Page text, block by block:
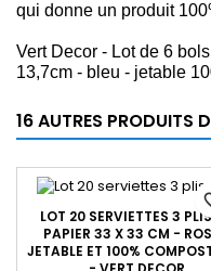
qui donne un produit
Vert Decor - Lot de 6
13,7cm - bleu - jetable
16 AUTRES PRODUITS
LOT 20 SERVIETTES 3
PAPIER 33 X 33 CM -
JETABLE ET 100%